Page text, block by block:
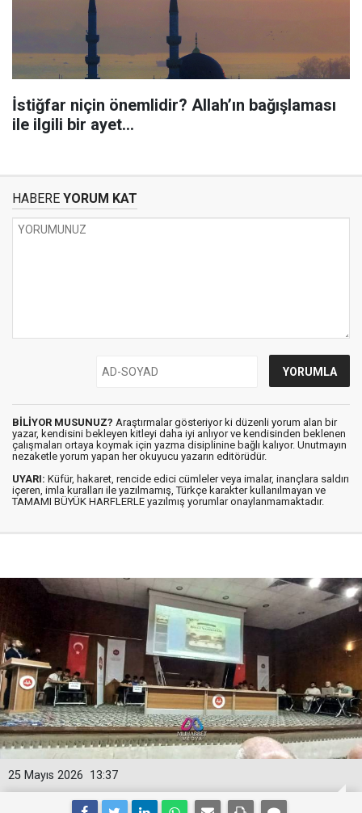
İstiğfar niçin önemlidir? Allah’ın bağışlaması
ile ilgili bir ayet…
HABERE YORUM KAT
BİLİYOR MUSUNUZ? Araştırmalar gösteriyor ki düzenli yorum alan bir
yazar, kendisini bekleyen kitleyi daha iyi anlıyor ve kendisinden beklenen
çalışmaları ortaya koymak için yazma disiplinine bağlı kalıyor. Unutmayın
nezaketle yorum yapan her okuyucu yazarın editörüdür.
UYARI: Küfür, hakaret, rencide edici cümleler veya imalar, inançlara saldırı
içeren, imla kuralları ile yazılmamış, Türkçe karakter kullanılmayan ve
TAMAMI BÜYÜK HARFLERLE yazılmış yorumlar onaylanmamaktadır.
13:37
25 Mayıs 2026